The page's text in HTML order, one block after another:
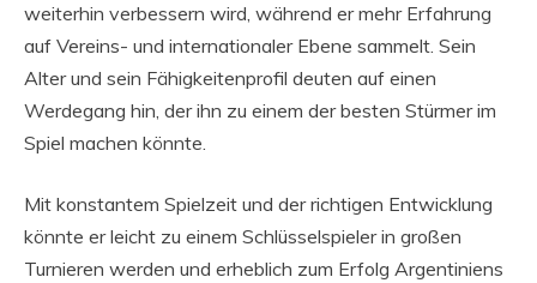
weiterhin verbessern wird, während er mehr Erfahrung
auf Vereins- und internationaler Ebene sammelt. Sein
Alter und sein Fähigkeitenprofil deuten auf einen
Werdegang hin, der ihn zu einem der besten Stürmer im
Spiel machen könnte.
Mit konstantem Spielzeit und der richtigen Entwicklung
könnte er leicht zu einem Schlüsselspieler in großen
Turnieren werden und erheblich zum Erfolg Argentiniens